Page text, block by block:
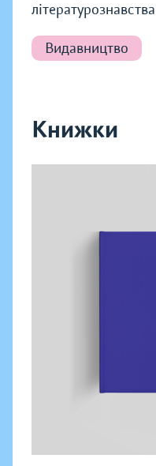
Видавництво
Книжки